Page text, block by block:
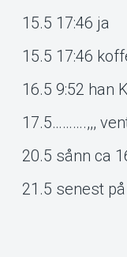
15.5 17:46 ja
15.5 17:46
16.5 9:52 han
17.5……….,,,
20.5 sånn ca
21.5 senest